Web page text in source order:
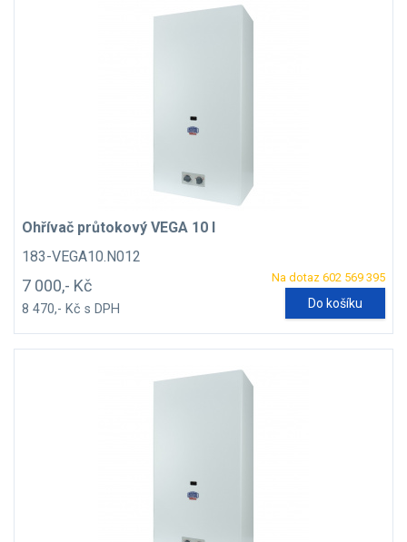
Ohřívač průtokový VEGA 10 l
183-VEGA10.N012
Na dotaz 602 569 395
7 000,- Kč
8 470,- Kč s DPH Do košíku